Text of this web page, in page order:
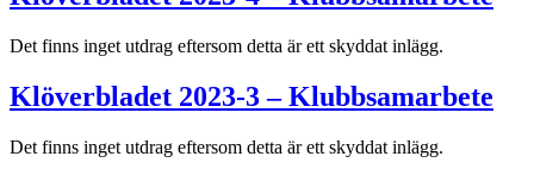
Det finns inget utdrag eftersom detta är ett skyddat inlägg.
Klöverbladet 2023-3 – Klubbsamarbete
Det finns inget utdrag eftersom detta är ett skyddat inlägg.